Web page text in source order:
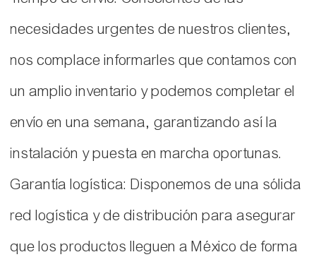
necesidades urgentes de nuestros clientes,
nos complace informarles que contamos con
un amplio inventario y podemos completar el
envío en una semana, garantizando así la
instalación y puesta en marcha oportunas.
Garantía logística: Disponemos de una sólida
red logística y de distribución para asegurar
que los productos lleguen a México de forma